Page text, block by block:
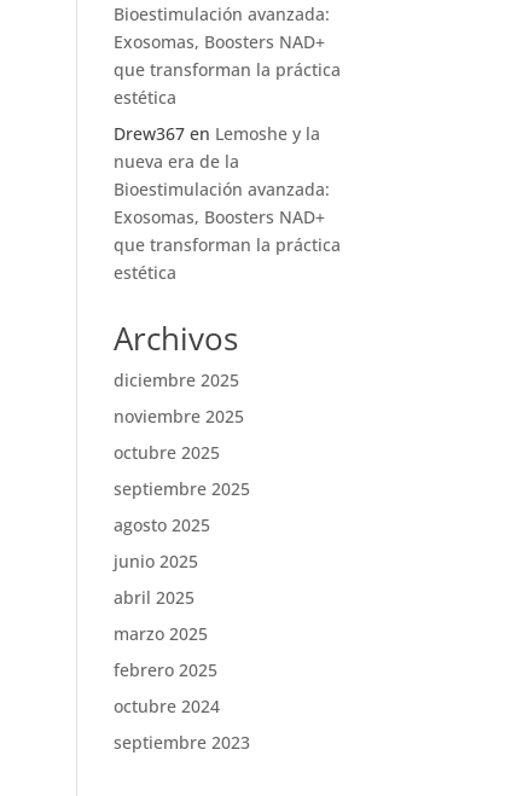
Bioestimulación avanzada:
Exosomas, Boosters NAD+
que transforman la práctica
estética
Drew367 en Lemoshe y la
nueva era de la
Bioestimulación avanzada:
Exosomas, Boosters NAD+
que transforman la práctica
estética
Archivos
diciembre 2025
noviembre 2025
octubre 2025
septiembre 2025
agosto 2025
junio 2025
abril 2025
marzo 2025
febrero 2025
octubre 2024
septiembre 2023